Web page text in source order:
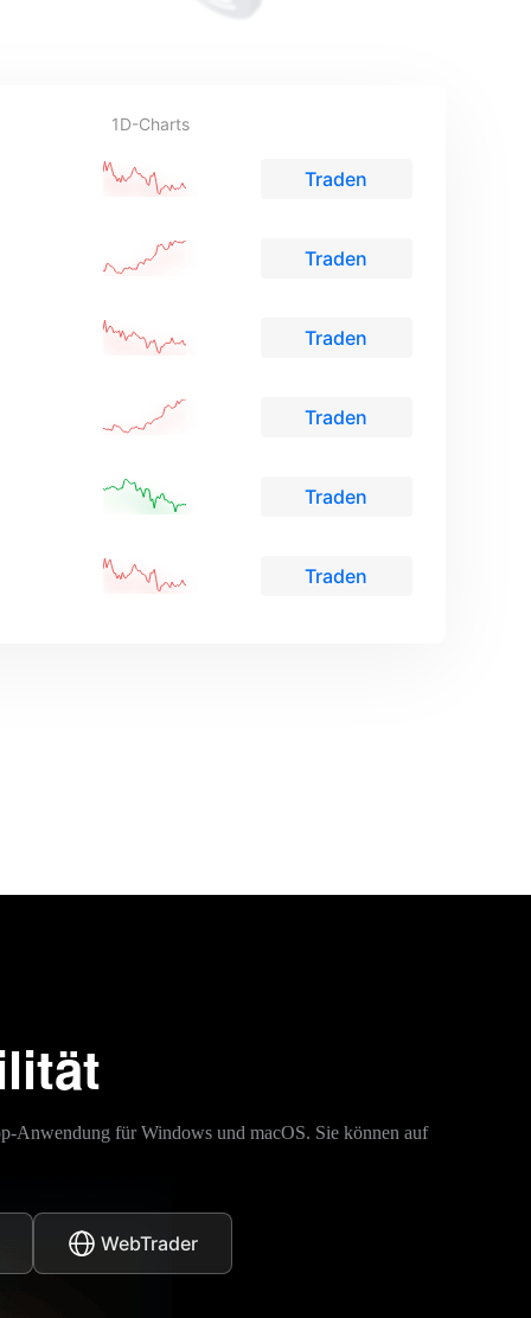
1D-Charts
Traden
Traden
Traden
Traden
Traden
Traden
Anwendung für Windows und macOS. Sie können auf
WebTrader